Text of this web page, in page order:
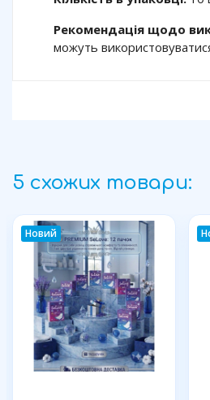
Рекомендація щодо
можуть
5 схожих товари:
Новий